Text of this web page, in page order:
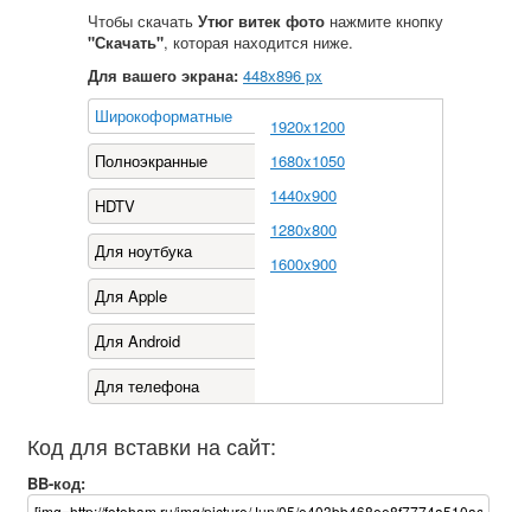
Чтобы скачать Утюг витек фото нажмите кнопку
"Скачать", которая находится ниже.
Для вашего экрана: 448х896 px
Широкоформатные
Полноэкранные
HDTV
Для ноутбука
Для Apple
Для Android
Для телефона
1920x1200
1680x1050
1440x900
1280x800
1600x900
Код для вставки на сайт:
BB-код: